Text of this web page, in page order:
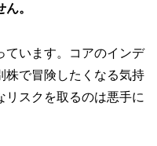
。
ています。コアのインデ
株で冒険したくなる気持
リスクを取るのは悪手に